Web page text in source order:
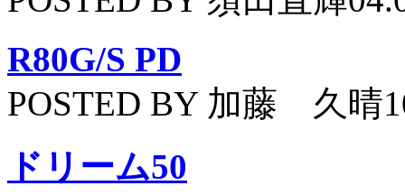
R80G/S PD
POSTED BY 加藤 久晴
ドリーム50